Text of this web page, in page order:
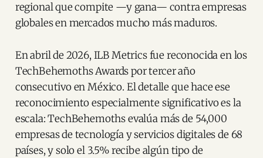
regional que compite —y gana— contra empresas
globales en mercados mucho más maduros.
En abril de 2026, ILB Metrics fue reconocida en los
TechBehemoths Awards por tercer año
consecutivo en México. El detalle que hace ese
reconocimiento especialmente significativo es la
escala: TechBehemoths evalúa más de 54,000
empresas de tecnología y servicios digitales de 68
países, y solo el 3.5% recibe algún tipo de